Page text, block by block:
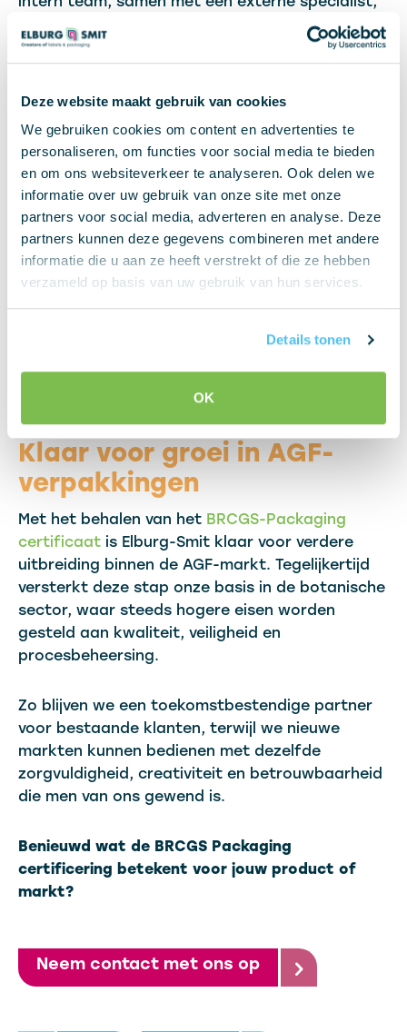
Deze website maakt gebruik van cookies
We gebruiken cookies om content en advertenties te
personaliseren, om functies voor social media te bieden
en om ons websiteverkeer te analyseren. Ook delen we
informatie over uw gebruik van onze site met onze
partners voor social media, adverteren en analyse. Deze
partners kunnen deze gegevens combineren met andere
informatie die u aan ze heeft verstrekt of die ze hebben
verzameld op basis van uw gebruik van hun services.
Details tonen
OK
stap voor stap gewerkt aan het verbeteren en
vastleggen van onze werkwijze. Van testorders
productie en logistiek: alles is ingericht om veilig
Auditresultaat en
verbeterpunten direct
opgepakt
Tijdens de audit zijn alle onderdelen van het
proces beoordeeld. Eventuele kleine
verbeterpunten zijn direct opgepakt. Zo werkt
ook de logistieke afdeling inmiddels met
vrachtwagens gecontroleerd op vervuiling of
ongewenste stoffen voordat ze worden ingezet.
Klaar voor groei in AGF-
verpakkingen
Met het behalen van het BRCGS-Packaging
certificaat is Elburg-Smit klaar voor verdere
uitbreiding binnen de AGF-markt. Tegelijkertijd
versterkt deze stap onze basis in de botanische
sector, waar steeds hogere eisen worden
gesteld aan kwaliteit, veiligheid en
procesbeheersing.
Zo blijven we een toekomstbestendige partner
voor bestaande klanten, terwijl we nieuwe
markten kunnen bedienen met dezelfde
zorgvuldigheid, creativiteit en betrouwbaarheid
die men van ons gewend is.
Benieuwd wat de BRCGS Packaging
certificering betekent voor jouw product of
markt?
Neem contact met ons op